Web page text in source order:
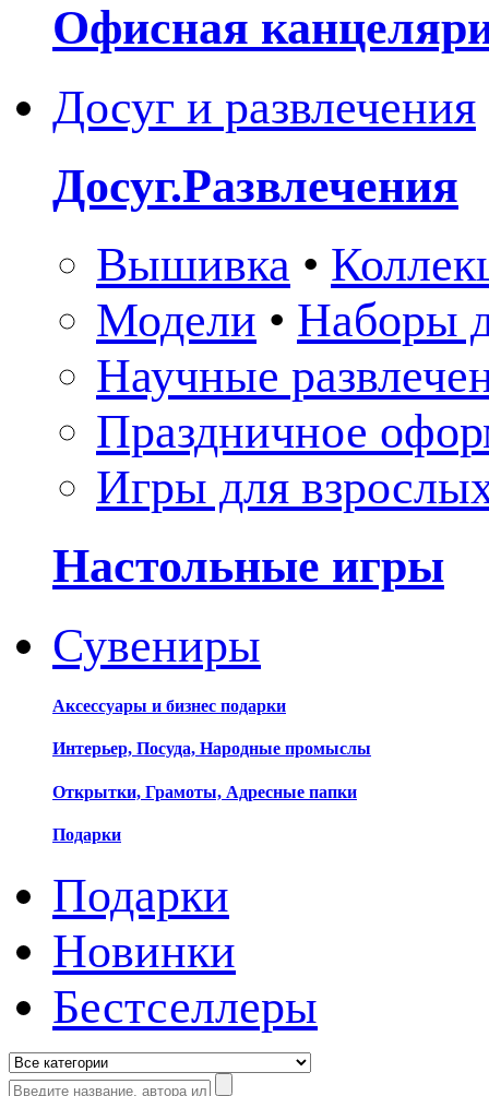
Офисная
Досуг и развлечения
Досуг.Развлечения
Вышивка •
Модели • Наборы
Научные
Праздничное
Игры для
Настольные игры
Сувениры
Аксессуары и бизнес подарки
Интерьер, Посуда, Народные промыслы
Открытки, Грамоты, Адресные папки
Подарки
Подарки
Новинки
Бестселлеры